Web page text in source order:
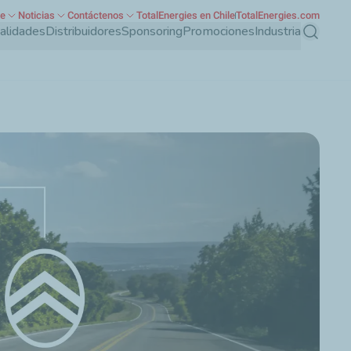
DistribuidoresSponsoringPromocionesIndustria Buscar
Noticias Contáctenos TotalEnergies en ChileTotalEnergies.com